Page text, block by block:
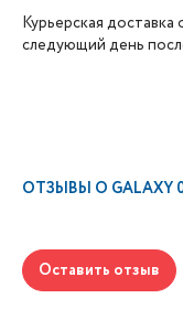
Курьерская
следующий день
ОТЗЫВЫ О
Оставить отзыв